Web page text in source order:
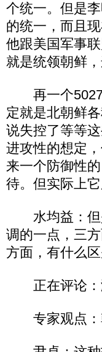
个统一。但是
的统一，而且
他跟美国军事
就是统领朝鲜，
再一个5027
定就是北朝鲜
说失控了等等
进攻性的想定
来一个防御性
待。但实际上
水均益：但
调的一点，三
方面，有什么区
正在评论：
专家观点：